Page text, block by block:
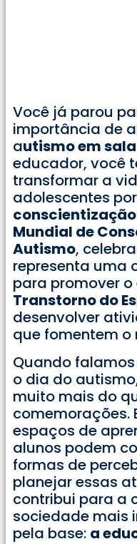
Você já parou
importância de
autismo em
educador, você
transformar a
adolescentes
Mundial de
Autismo,
representa uma
para promover
Transtorno do
desenvolver
que fomentem o
Quando
o dia do
muito mais do
comemorações.
espaços de
alunos podem
formas de
planejar essas
contribui para a
sociedade mais
pela base: a